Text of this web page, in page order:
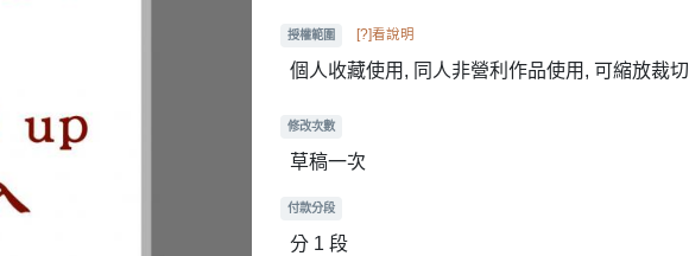
授權範圍 [?]看說明
個人收藏使用, 同人非營利作品使用, 可縮放裁切
修改次數
草稿一次
付款分段
分 1 段